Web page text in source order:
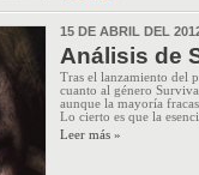
15 DE ABRIL DEL
Análisis de
Tras el lanzamiento del
cuanto al género
aunque la mayoría
Lo cierto es que la
Leer más »